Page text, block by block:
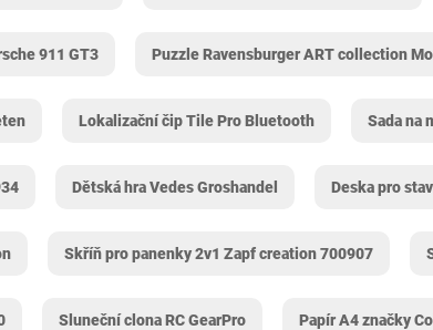
911 GT3 Puzzle Ravensburger ART collection
Lokalizační čip Tile Pro Bluetooth Sada na
Dětská hra Vedes Groshandel Deska pro
Skříň pro panenky 2v1 Zapf creation 700907
Sluneční clona RC GearPro Papír A4 značky